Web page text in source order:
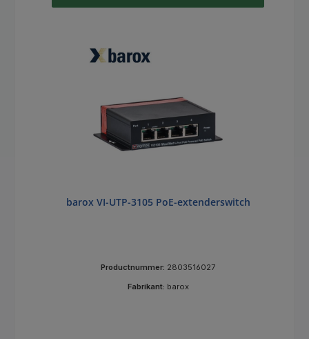
barox VI-UTP-3105 PoE-extenderswitch
Productnummer: 2803516027
Fabrikant: barox